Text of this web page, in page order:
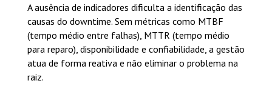
A ausência de indicadores dificulta a identificação das
causas do downtime. Sem métricas como MTBF
(tempo médio entre falhas), MTTR (tempo médio
para reparo), disponibilidade e confiabilidade, a gestão
atua de forma reativa e não eliminar o problema na
raiz.